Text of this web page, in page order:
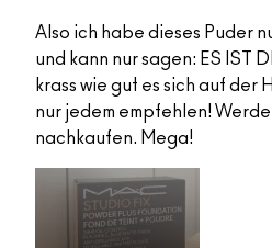
Also ich habe dieses Puder
und kann nur sagen: ES IST
krass wie gut es sich auf der
nur jedem empfehlen!
nachkaufen. Mega!